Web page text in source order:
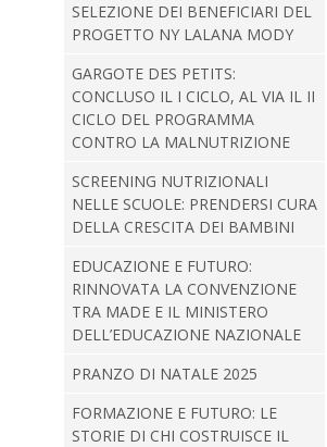
SELEZIONE DEI BENEFICIARI DEL
PROGETTO NY LALANA MODY
GARGOTE DES PETITS:
CONCLUSO IL I CICLO, AL VIA IL II
CICLO DEL PROGRAMMA
CONTRO LA MALNUTRIZIONE
SCREENING NUTRIZIONALI
NELLE SCUOLE: PRENDERSI CURA
DELLA CRESCITA DEI BAMBINI
EDUCAZIONE E FUTURO:
RINNOVATA LA CONVENZIONE
TRA MADE E IL MINISTERO
DELL’EDUCAZIONE NAZIONALE
PRANZO DI NATALE 2025
FORMAZIONE E FUTURO: LE
STORIE DI CHI COSTRUISCE IL